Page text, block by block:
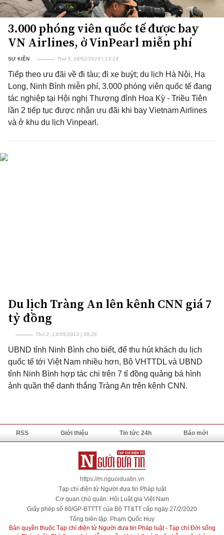
3.000 phóng viên quốc tế được bay
VN Airlines, ở VinPearl miễn phí
SỰ KIỆN Thứ 5, 28/02/2019 | 13:14
Tiếp theo ưu đãi về đi tàu; đi xe buýt; du lịch Hà Nội, Hạ
Long, Ninh Bình miễn phí, 3.000 phóng viên quốc tế đang
tác nghiệp tại Hội nghị Thượng đỉnh Hoa Kỳ - Triều Tiên
lần 2 tiếp tục được nhận ưu đãi khi bay Vietnam Airlines
và ở khu du lịch Vinpearl.
Du lịch Tràng An lên kênh CNN giá 7
tỷ đồng
Thứ 2, 13/05/2013 | 09:26
UBND tỉnh Ninh Bình cho biết, để thu hút khách du lịch
quốc tế tới Việt Nam nhiều hơn, Bộ VHTTDL và UBND
tỉnh Ninh Bình hợp tác chi trên 7 tỉ đồng quảng bá hình
ảnh quần thể danh thắng Tràng An trên kênh CNN.
RSS Giới thiệu Tin tức 24h Báo mới
https://m.nguoiduatin.vn
Tạp chí điện tử Người đưa tin Pháp luật
Cơ quan chủ quản: Hội Luật gia Việt Nam
Giấy phép số 80/GP-BTTTT của Bộ TT&TT cấp ngày 27/2/2020
Tổng biên tập: Phạm Quốc Huy
Bản quyền thuộc Tạp chí điện tử Người đưa tin Pháp luật - Tạp chí Đời sống